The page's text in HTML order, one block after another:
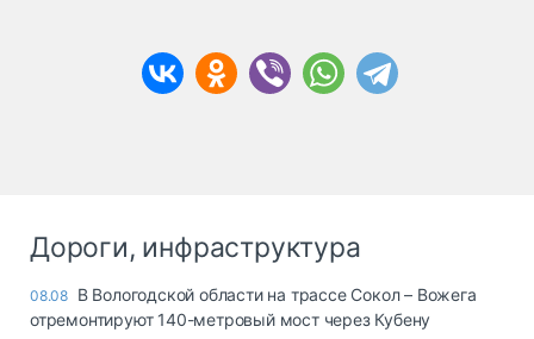
Дороги, инфраструктура
08.08 В Вологодской области на трассе Сокол – Вожега
отремонтируют 140-метровый мост через Кубену